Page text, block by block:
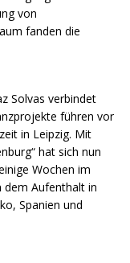
von
fanden die
Solvas verbindet
führen vor
in Leipzig. Mit
hat sich nun
Wochen im
dem Aufenthalt in
Spanien und